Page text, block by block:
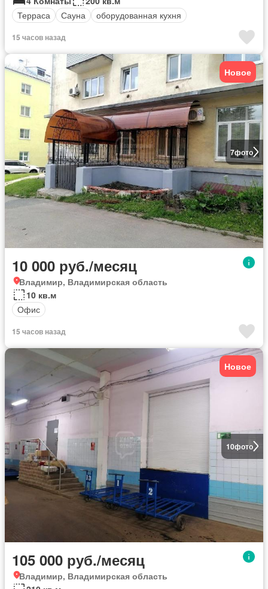
Терраса
Сауна оборудованная кухня
15 часов назад
7фото
Новое
10 000 руб./месяц
Владимир, Владимирская область
10 кв.м
Офис
15 часов назад
10фото
Новое
105 000 руб./месяц
Владимир, Владимирская область